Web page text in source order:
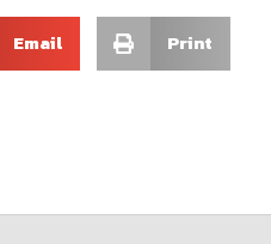
Email Print